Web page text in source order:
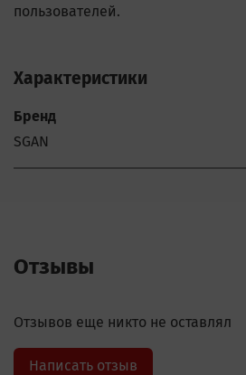
пользователей.
Характеристики
Бренд
SGAN
Отзывы
Отзывов еще никто не оставлял
Написать отзыв